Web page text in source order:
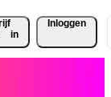
in
Inloggen